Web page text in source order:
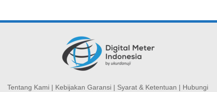
Tentang Kami | Kebijakan Garansi | Syarat & Ketentuan | Hubungi